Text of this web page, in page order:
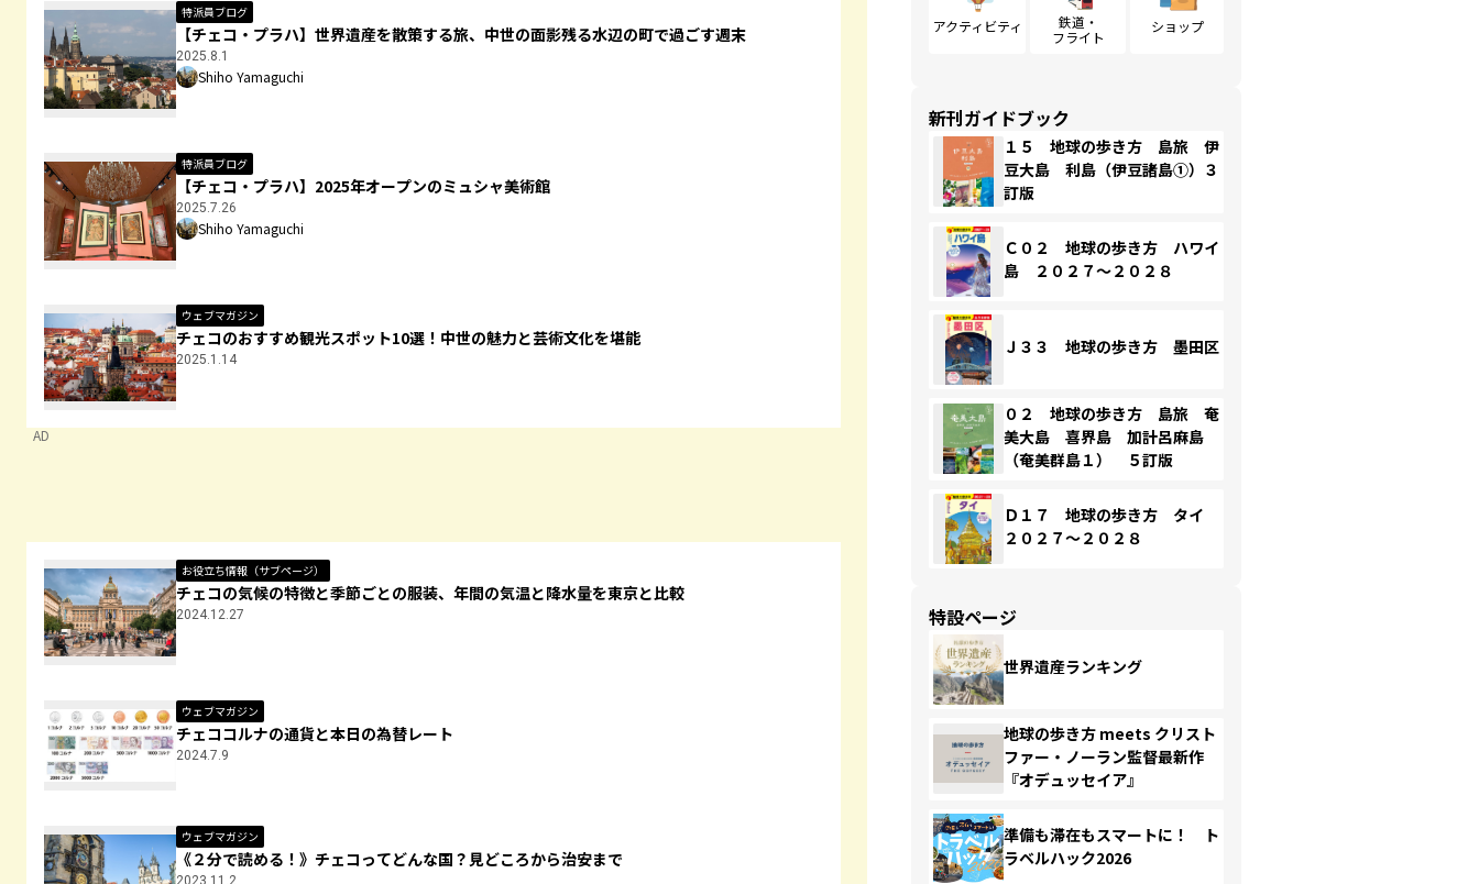
特派員ブログ
【チェコ・プラハ】世界遺産を散策する旅、中世の面影残る水辺の町で過ごす週末
2025.8.1
Shiho Yamaguchi
特派員ブログ
【チェコ・プラハ】2025年オープンのミュシャ美術館
2025.7.26
Shiho Yamaguchi
ウェブマガジン
チェコのおすすめ観光スポット10選！中世の魅力と芸術文化を堪能
2025.1.14
AD
お役立ち情報（サブページ）
チェコの気候の特徴と季節ごとの服装、年間の気温と降水量を東京と比較
2024.12.27
ウェブマガジン
チェココルナの通貨と本日の為替レート
2024.7.9
ウェブマガジン
《２分で読める！》チェコってどんな国？見どころから治安まで
2023.11.2
アクティビティ
鉄道・
フライト
ショップ
新刊ガイドブック
１５ 地球の歩き方 島旅 伊
豆大島 利島（伊豆諸島①）３
訂版
Ｃ０２ 地球の歩き方 ハワイ
島 ２０２７～２０２８
Ｊ３３ 地球の歩き方 墨田区
０２ 地球の歩き方 島旅 奄
美大島 喜界島 加計呂麻島
（奄美群島１） ５訂版
Ｄ１７ 地球の歩き方 タイ
２０２７～２０２８
特設ページ
世界遺産ランキング
地球の歩き方 meets クリスト
ファー・ノーラン監督最新作
『オデュッセイア』
準備も滞在もスマートに！ ト
ラベルハック2026